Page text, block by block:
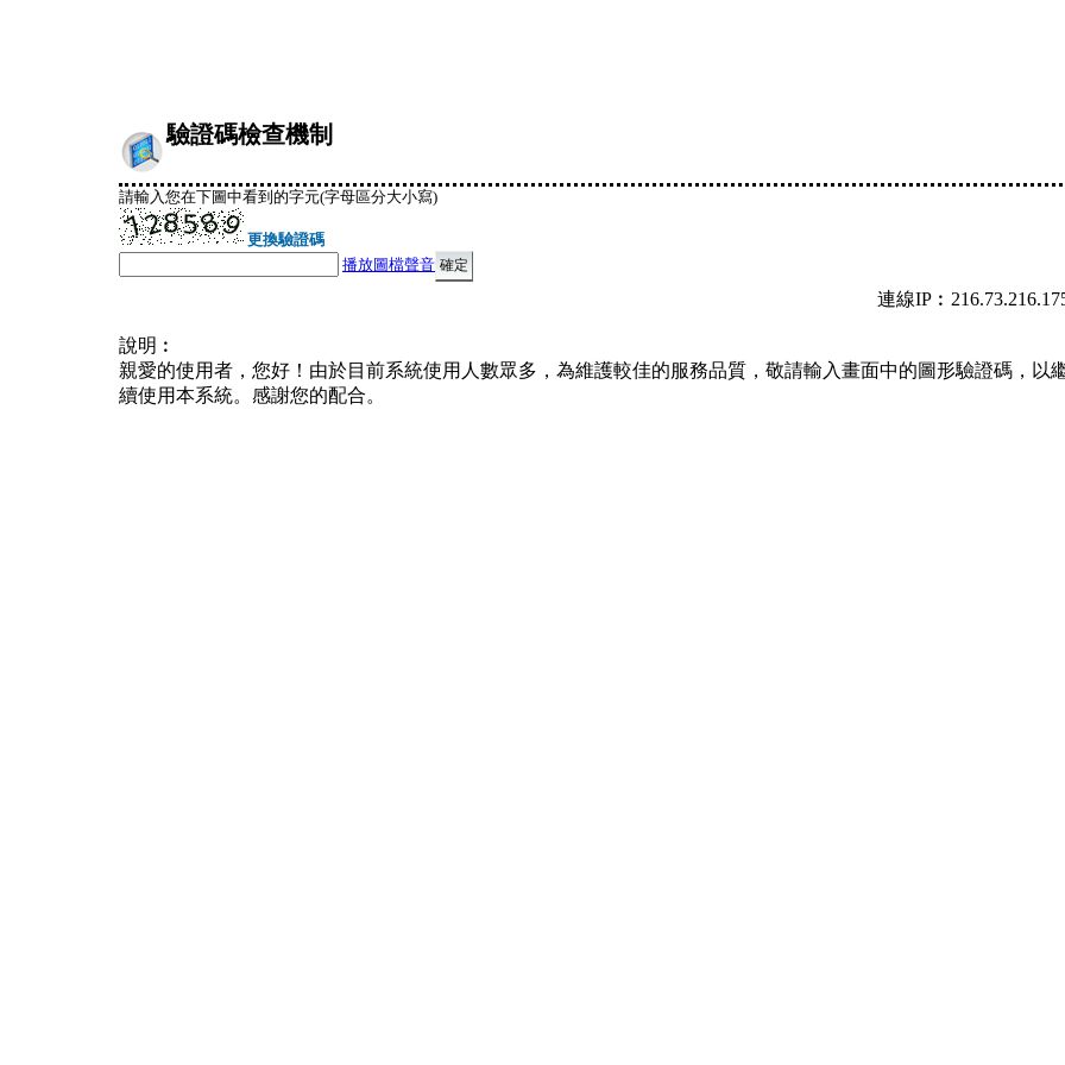
驗證碼檢查機制
請輸入您在下圖中看到的字元(字母區分大小寫)
更換驗證碼
播放圖檔聲音
連線
說明︰
親愛的使用者，您好！由於目前系統使用人數眾多，為維護較佳的服務品質，敬請輸入畫面中的圖形驗證碼，以
續使用本系統。感謝您的配合。